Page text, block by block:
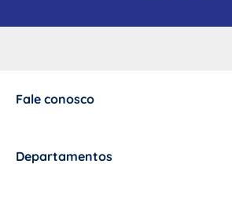
Fale conosco
Departamentos